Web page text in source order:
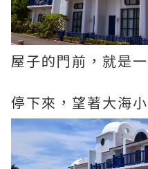
屋子的門前，就是
停下來，望著大海